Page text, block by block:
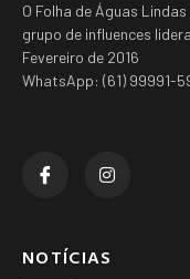
O Folha de Águas
grupo de influences
Fevereiro de 2016
WhatsApp: (61) 99991-
NOTÍCIAS